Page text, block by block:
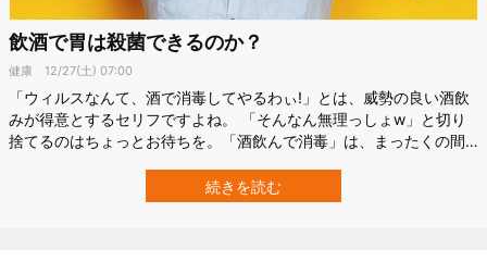
飲酒で胃は殺菌できるのか？
健康 12/27(土) 07:00
「ウィルスなんて、酒で消毒してやるわぃ!」とは、威勢の良い酒飲
みが得意とするセリフですよね。 「そんなん無理っしょw」と切り
捨てるのはちょっとお待ちを。「酒飲んで消毒」は、まったくの間
強まることを、高知大学の研究チームが明らかにしています。 アル
コール度数が低い酒でも、胃酸と混ざることによって、細菌を死滅
続きを読む